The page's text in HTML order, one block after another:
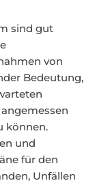
sind gut
von
Bedeutung,
können.
und
für den
Unfällen